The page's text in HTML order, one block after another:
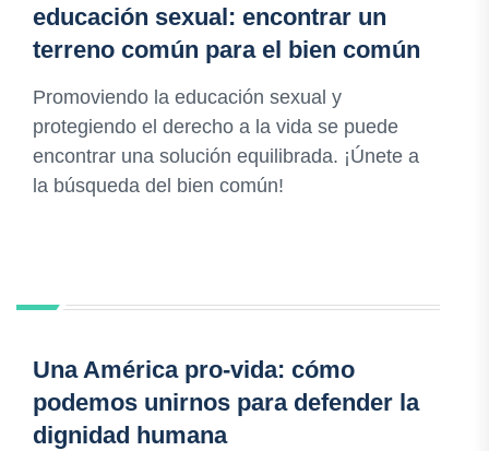
educación sexual: encontrar un
terreno común para el bien común
Promoviendo la educación sexual y
protegiendo el derecho a la vida se puede
encontrar una solución equilibrada. ¡Únete a
la búsqueda del bien común!
Una América pro-vida: cómo
podemos unirnos para defender la
dignidad humana